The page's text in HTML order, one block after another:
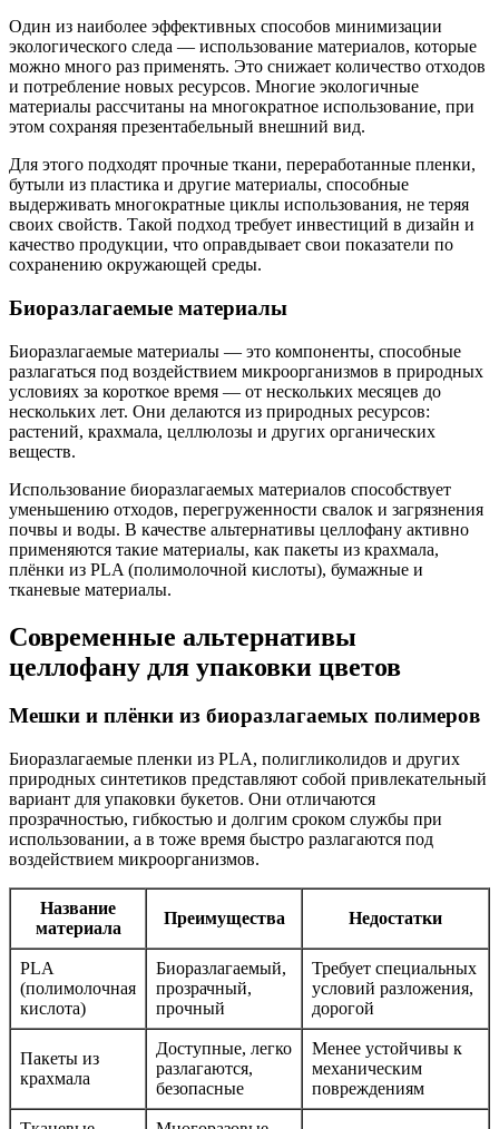
Один из наиболее эффективных способов минимизации
экологического следа — использование материалов, которые
можно много раз применять. Это снижает количество отходов
и потребление новых ресурсов. Многие экологичные
материалы рассчитаны на многократное использование, при
этом сохраняя презентабельный внешний вид.
Для этого подходят прочные ткани, переработанные пленки,
бутыли из пластика и другие материалы, способные
выдерживать многократные циклы использования, не теряя
своих свойств. Такой подход требует инвестиций в дизайн и
качество продукции, что оправдывает свои показатели по
сохранению окружающей среды.
Биоразлагаемые материалы
Биоразлагаемые материалы — это компоненты, способные
разлагаться под воздействием микроорганизмов в природных
условиях за короткое время — от нескольких месяцев до
нескольких лет. Они делаются из природных ресурсов:
растений, крахмала, целлюлозы и других органических
веществ.
Использование биоразлагаемых материалов способствует
уменьшению отходов, перегруженности свалок и загрязнения
почвы и воды. В качестве альтернативы целлофану активно
применяются такие материалы, как пакеты из крахмала,
плёнки из PLA (полимолочной кислоты), бумажные и
тканевые материалы.
Современные альтернативы
целлофану для упаковки цветов
Мешки и плёнки из биоразлагаемых полимеров
Биоразлагаемые пленки из PLA, полигликолидов и других
природных синтетиков представляют собой привлекательный
вариант для упаковки букетов. Они отличаются
прозрачностью, гибкостью и долгим сроком службы при
использовании, а в тоже время быстро разлагаются под
воздействием микроорганизмов.
Название
материала
Преимущества Недостатки
PLA
(полимолочная
кислота)
Биоразлагаемый,
прозрачный,
прочный
Требует специальных
условий разложения,
дорогой
Пакеты из
крахмала
Доступные, легко
разлагаются,
безопасные
Менее устойчивы к
механическим
повреждениям